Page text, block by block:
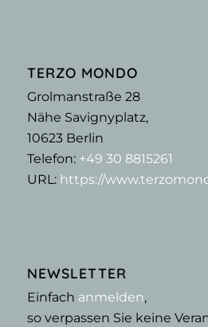
TERZO MONDO
Grolmanstraße 28
Nähe Savignyplatz,
10623Berlin
Telefon: +49 30 8815261
URL: https://
NEWSLETTER
Einfach anmelden,
so verpassen Sie keine